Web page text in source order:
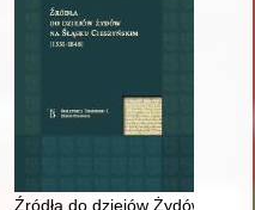
ciechanowskiej w
Źródła do dziejów Żydów na